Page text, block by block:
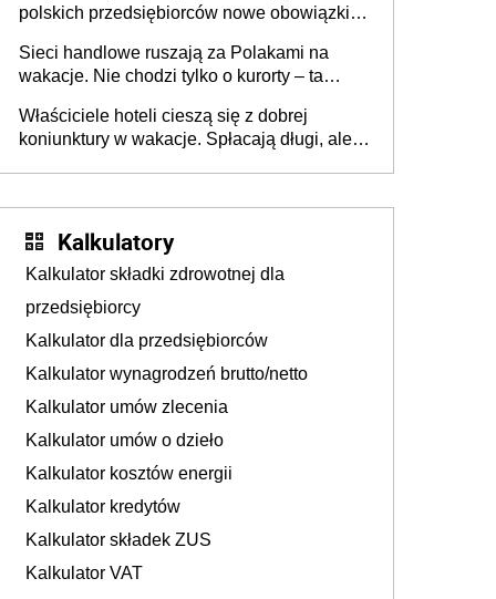
polskich przedsiębiorców nowe obowiązki w
Sieci handlowe ruszają za Polakami na
wakacje. Nie chodzi tylko o kurorty – ta
tam, gdzie wielu spędzi urlop po cichu
Właściciele hoteli cieszą się z dobrej
koniunktury w wakacje. Spłacają długi, ale
Kalkulatory
Kalkulator składki zdrowotnej dla
przedsiębiorcy
Kalkulator dla przedsiębiorców
Kalkulator wynagrodzeń brutto/netto
Kalkulator umów zlecenia
Kalkulator umów o dzieło
Kalkulator kosztów energii
Kalkulator kredytów
Kalkulator składek ZUS
Kalkulator VAT